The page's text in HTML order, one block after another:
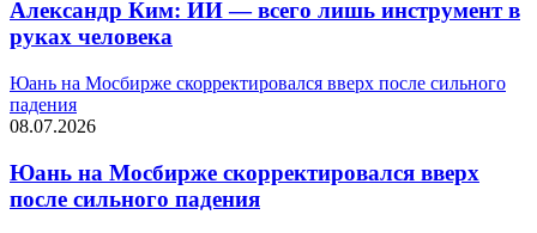
Александр Ким: ИИ — всего лишь инструмент в
руках человека
Юань на Мосбирже скорректировался вверх после сильного
падения
08.07.2026
Юань на Мосбирже скорректировался вверх
после сильного падения